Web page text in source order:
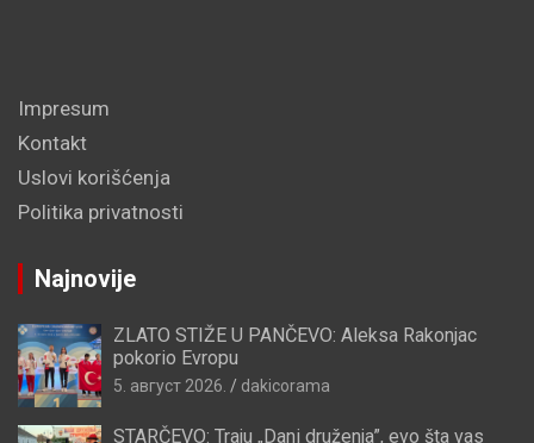
Impresum
Kontakt
Uslovi korišćenja
Politika privatnosti
Najnovije
ZLATO STIŽE U PANČEVO: Aleksa Rakonjac
pokorio Evropu
5. август 2026. dakicorama
STARČEVO: Traju „Dani druženja”, evo šta vas